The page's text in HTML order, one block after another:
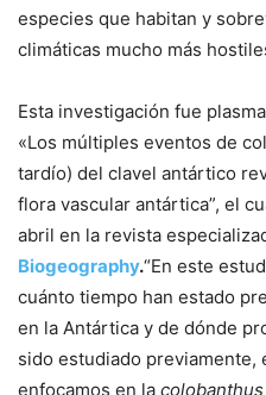
especies que habitan y
climáticas mucho más
Esta investigación fue
«Los múltiples eventos de
tardío) del clavel antártico
flora vascular antártica”, el
abril en la revista
Biogeography.“En este
cuánto tiempo han estado
en la Antártica y de dónde
sido estudiado previamente,
enfocamos en la